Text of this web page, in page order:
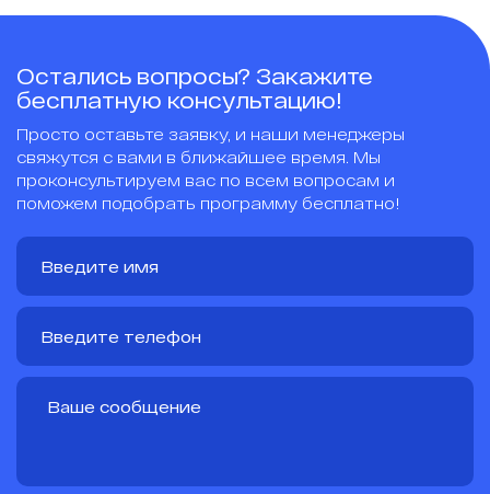
Остались вопросы? Закажите
бесплатную консультацию!
Просто оставьте заявку, и наши менеджеры
свяжутся с вами в ближайшее время. Мы
проконсультируем вас по всем вопросам и
поможем подобрать программу бесплатно!